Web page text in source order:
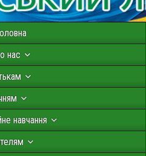
нас
навчання